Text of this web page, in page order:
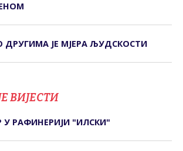
ДРУГИМА ЈЕ МЈЕРА ЉУДСКОСТИ
ВИЈЕСТИ
РАФИНЕРИЈИ "ИЛСКИ"